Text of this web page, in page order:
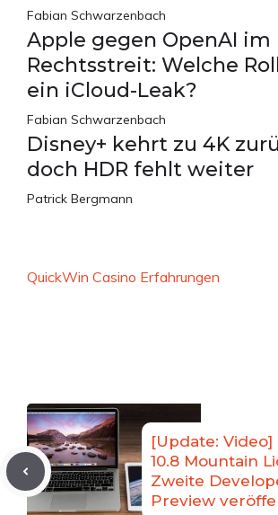
Fabian Schwarzenbach
Apple gegen OpenAI im
Rechtsstreit: Welche
ein iCloud-Leak?
Fabian Schwarzenbach
Disney+ kehrt zu 4K
doch HDR fehlt weiter
Patrick Bergmann
QuickWin Casino Erfahrungen
[Update: Video]
10.8 Mountain
Zweite
Preview